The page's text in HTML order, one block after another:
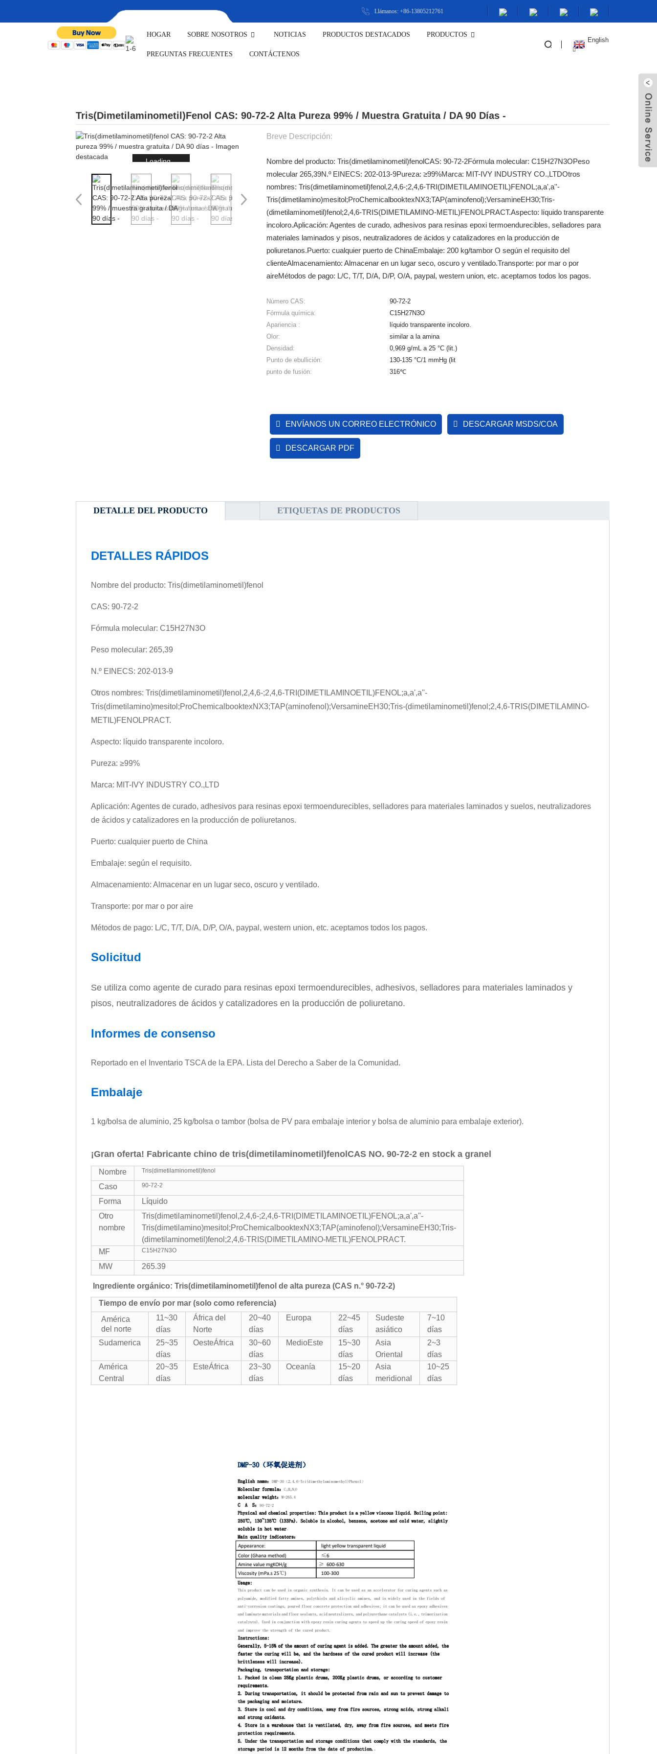
Llámanos: +86-13805212761
HOGAR SOBRE NOSOTROS NOTICIAS PRODUCTOS DESTACADOS PRODUCTOS
PREGUNTAS FRECUENTES CONTÁCTENOS
English
PRODUCTOS PRODUCTOS INTERMEDIOS FARMACÉUTICOS
Tris(dimetilaminometil)fenol CAS: 90-72-2 Alta Pureza 99% / Muestra Gratuita / DA 90 Días -
Loading...
Breve Descripción:
Nombre del producto: Tris(dimetilaminometil)fenolCAS: 90-72-2Fórmula molecular: C15H27N3OPeso
molecular 265,39N.º EINECS: 202-013-9Pureza: ≥99%Marca: MIT-IVY INDUSTRY CO.,LTDOtros
nombres: Tris(dimetilaminometil)fenol,2,4,6-;2,4,6-TRI(DIMETILAMINOETIL)FENOL;a,a',a''-
Tris(dimetilamino)mesitol;ProChemicalbooktexNX3;TAP(aminofenol);VersamineEH30;Tris-
(dimetilaminometil)fenol;2,4,6-TRIS(DIMETILAMINO-METIL)FENOLPRACT.Aspecto: líquido transparente
incoloro.Aplicación: Agentes de curado, adhesivos para resinas epoxi termoendurecibles, selladores para
materiales laminados y pisos, neutralizadores de ácidos y catalizadores en la producción de
poliuretanos.Puerto: cualquier puerto de ChinaEmbalaje: 200 kg/tambor O según el requisito del
clienteAlmacenamiento: Almacenar en un lugar seco, oscuro y ventilado.Transporte: por mar o por
aireMétodos de pago: L/C, T/T, D/A, D/P, O/A, paypal, western union, etc. aceptamos todos los pagos.
Número CAS:
90-72-2
Fórmula química:
C15H27N3O
Apariencia :
líquido transparente incoloro.
Olor:
similar a la amina
Densidad:
0,969 g/mL a 25 °C (lit.)
Punto de ebullición:
130-135 °C/1 mmHg (lit
punto de fusión:
316℃
ENVÍANOS UN CORREO ELECTRÓNICO DESCARGAR MSDS/COA
DESCARGAR PDF
DETALLE DEL PRODUCTO ETIQUETAS DE PRODUCTOS
DETALLES RÁPIDOS
Nombre del producto: Tris(dimetilaminometil)fenol
CAS: 90-72-2
Fórmula molecular: C15H27N3O
Peso molecular: 265,39
N.º EINECS: 202-013-9
Otros nombres: Tris(dimetilaminometil)fenol,2,4,6-;2,4,6-TRI(DIMETILAMINOETIL)FENOL;a,a',a''-
Tris(dimetilamino)mesitol;ProChemicalbooktexNX3;TAP(aminofenol);VersamineEH30;Tris-(dimetilaminometil)fenol;2,4,6-TRIS(DIMETILAMINO-
METIL)FENOLPRACT.
Aspecto: líquido transparente incoloro.
Pureza: ≥99%
Marca: MIT-IVY INDUSTRY CO.,LTD
Aplicación: Agentes de curado, adhesivos para resinas epoxi termoendurecibles, selladores para materiales laminados y suelos, neutralizadores
de ácidos y catalizadores en la producción de poliuretanos.
Puerto: cualquier puerto de China
Embalaje: según el requisito.
Almacenamiento: Almacenar en un lugar seco, oscuro y ventilado.
Transporte: por mar o por aire
Métodos de pago: L/C, T/T, D/A, D/P, O/A, paypal, western union, etc. aceptamos todos los pagos.
Solicitud
Se utiliza como agente de curado para resinas epoxi termoendurecibles, adhesivos, selladores para materiales laminados y
pisos, neutralizadores de ácidos y catalizadores en la producción de poliuretano.
Informes de consenso
Reportado en el Inventario TSCA de la EPA. Lista del Derecho a Saber de la Comunidad.
Embalaje
1 kg/bolsa de aluminio, 25 kg/bolsa o tambor (bolsa de PV para embalaje interior y bolsa de aluminio para embalaje exterior).
¡Gran oferta! Fabricante chino de tris(dimetilaminometil)fenol CAS NO. 90-72-2 en stock a granel
Nombre Tris(dimetilaminometil)fenol
Caso 90-72-2
Forma
Líquido
Otro
nombre
Tris(dimetilaminometil)fenol,2,4,6-;2,4,6-TRI(DIMETILAMINOETIL)FENOL;a,a',a''-
Tris(dimetilamino)mesitol;ProChemicalbooktexNX3;TAP(aminofenol);VersamineEH30;Tris-
(dimetilaminometil)fenol;2,4,6-TRIS(DIMETILAMINO-METIL)FENOLPRACT.
MF
C15H27N3O
MW 265.39
Ingrediente orgánico: Tris(dimetilaminometil)fenol de alta pureza (CAS n.° 90-72-2)
Tiempo de envío por mar (solo como referencia)
América
del norte
11~30
días
África del
Norte
20~40
días
Europa
22~45
días
Sudeste
asiático
7~10
días
Sudamerica
25~35
días
OesteÁfrica
30~60
días
MedioEste
15~30
días
Asia
Oriental
2~3
días
América
Central
20~35
días
EsteÁfrica
23~30
días
Oceanía
15~20
días
Asia
meridional
10~25
días